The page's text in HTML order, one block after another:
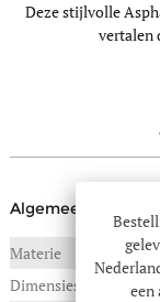
Deze stijlvolle
vertalen
Algemeen
Materie
Dimensies
een